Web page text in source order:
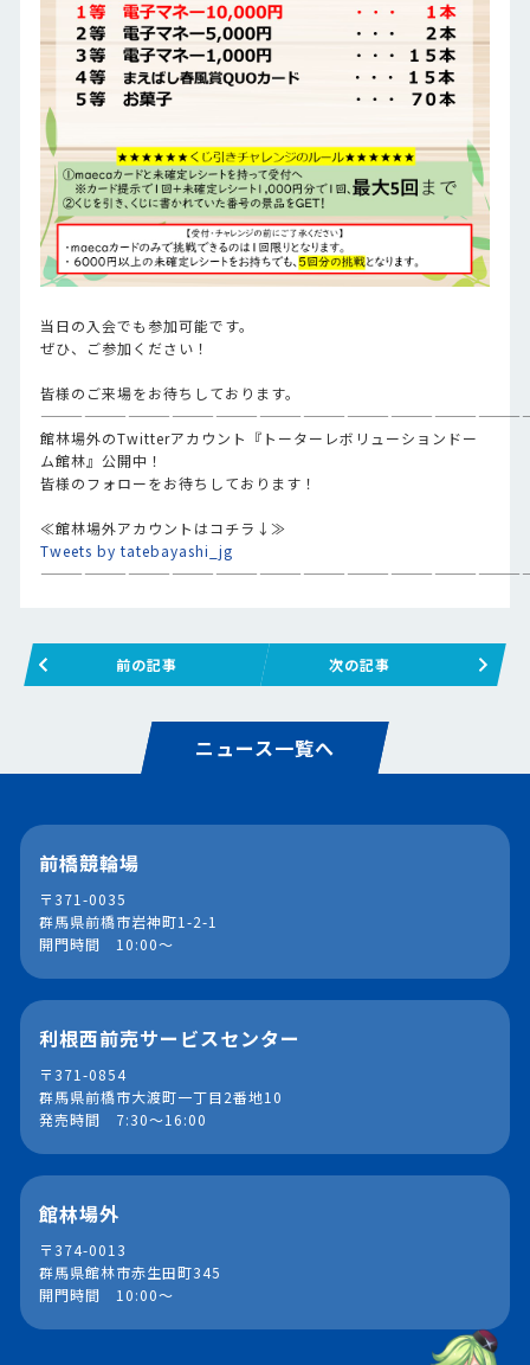
当日の入会でも参加可能です。
ぜひ、ご参加ください！
皆様のご来場をお待ちしております。
館林場外のTwitterアカウント『トーターレボリューションドー
ム館林』公開中！
皆様のフォローをお待ちしております！
≪館林場外アカウントはコチラ↓≫
Tweets by tatebayashi_jg
前の記事 次の記事
ニュース一覧へ
前橋競輪場
〒371-0035
群馬県前橋市岩神町1-2-1
開門時間 10:00～
利根西前売サービスセンター
〒371-0854
群馬県前橋市大渡町一丁目2番地10
発売時間 7:30～16:00
館林場外
〒374-0013
群馬県館林市赤生田町345
開門時間 10:00～